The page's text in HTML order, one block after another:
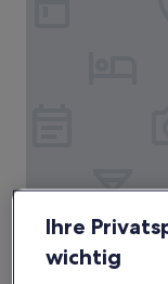
Carlton
Carlton Hotel
Ihre
wichtig